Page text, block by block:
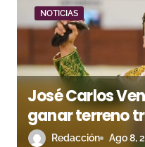
NOTICIAS
José Carlos
ganar terreno
Madrid
Redacción Ago 8,